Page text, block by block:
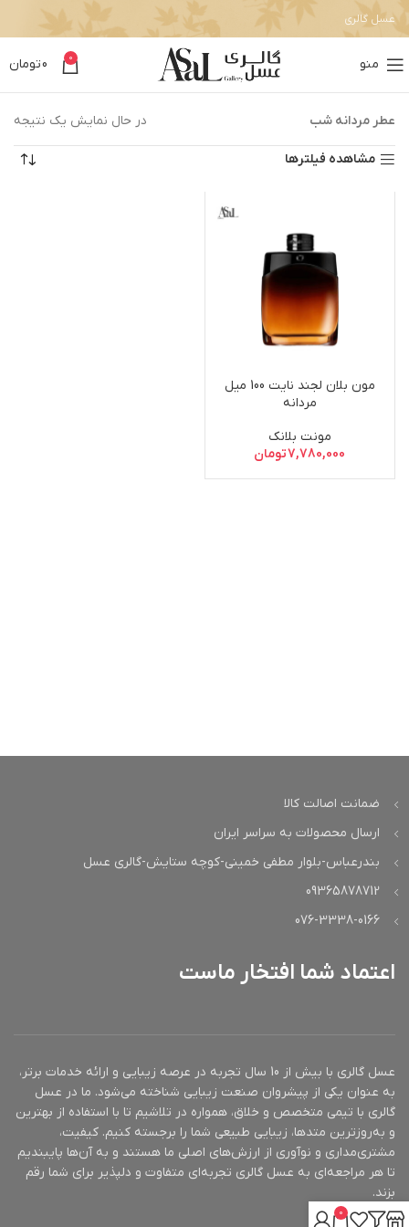
عسل گالری
منو 0
0تومان
عطر مردانه شب در حال نمایش یک نتیجه
مشاهده فیلترها
مون بلان لجند نایت 100 میل
مردانه
مونت بلانک
7,780,000تومان
ضمانت اصالت کالا
ارسال محصولات به سراسر ایران
بندرعباس-بلوار مطفی خمینی-کوچه ستایش-گالری عسل
09365878712
076-3338-0166
اعتماد شما افتخار ماست
عسل گالری با بیش از 10 سال تجربه در عرصه زیبایی و ارائه خدمات برتر،
به عنوان یکی از پیشروان صنعت زیبایی شناخته می‌شود. ما در عسل
گالری با تیمی متخصص و خلاق، همواره در تلاشیم تا با استفاده از بهترین
و به‌روزترین متدها، زیبایی طبیعی شما را برجسته کنیم. کیفیت،
مشتری‌مداری و نوآوری از ارزش‌های اصلی ما هستند و به آن‌ها پایبندیم
تا هر مراجعه‌ای به عسل گالری تجربه‌ای متفاوت و دلپذیر برای شما رقم
بزند.
0